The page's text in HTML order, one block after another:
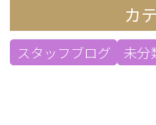
カ
スタッフブログ 未分